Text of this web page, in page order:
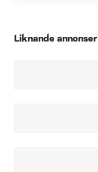
Liknande annonser